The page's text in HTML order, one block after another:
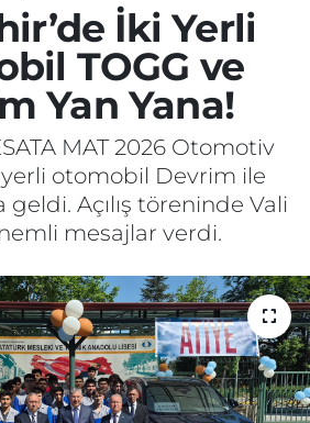
İki Yerli
TOGG ve
Yan Yana!
MAT 2026 Otomotiv
yerli otomobil Devrim ile
geldi. Açılış töreninde Vali
mesajlar verdi.
Durumu ve Fikstür